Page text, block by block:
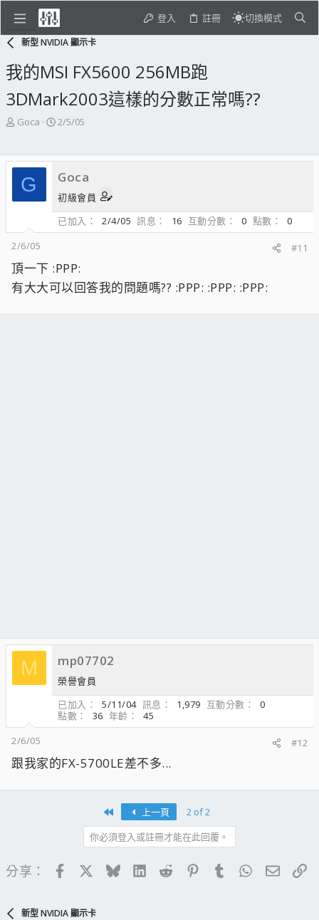
登入 註冊 切換模式
新型 NVIDIA 顯示卡
我的MSI FX5600 256MB跑
3DMark2003這樣的分數正常嗎??
主
起
人
Goca
開
期
2/5/05
G Goca
初級會員
已加入
2/4/05 訊息 16 互動分數 0 點數
0
2/6/05
#11
頂一下 :PPP:
有大大可以回答我的問題嗎?? :PPP: :PPP: :PPP:
M mp07702
榮譽會員
已加入
5/11/04 訊息 1,979 互動分數
0
點數
36 年齡
45
2/6/05
#12
跟我家的FX-5700LE差不多...
上一頁
2 of 2
你必須登入或註冊才能在此回覆。
分享： FacebookBlueskyLinkedIn
Reddit PinterestTumblrWhatsApp
電子
新型 NVIDIA 顯示卡